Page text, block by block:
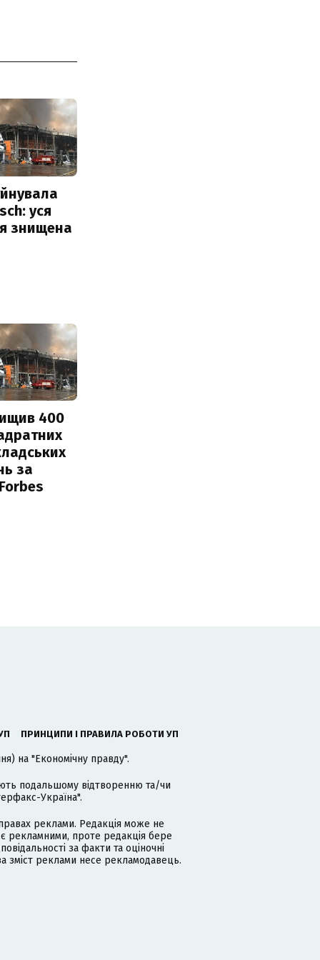
уся
знищена
400
за
ПРИНЦИПИ І ПРАВИЛА РОБОТИ УП
на "Економічну правду".
подальшому відтворенню та/чи
Україна".
реклами. Редакція може не
рекламними, проте редакція бере
за факти та оціночні
зміст реклами несе рекламодавець.